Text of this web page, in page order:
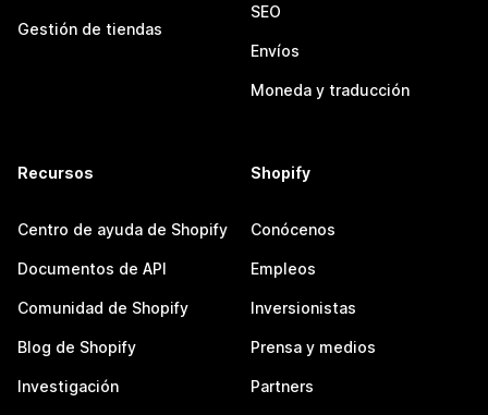
Gestión de tiendas
SEO
Envíos
Moneda y traducción
Recursos
Centro de ayuda de Shopify
Documentos de API
Comunidad de Shopify
Blog de Shopify
Investigación
Shopify
Conócenos
Empleos
Inversionistas
Prensa y medios
Partners